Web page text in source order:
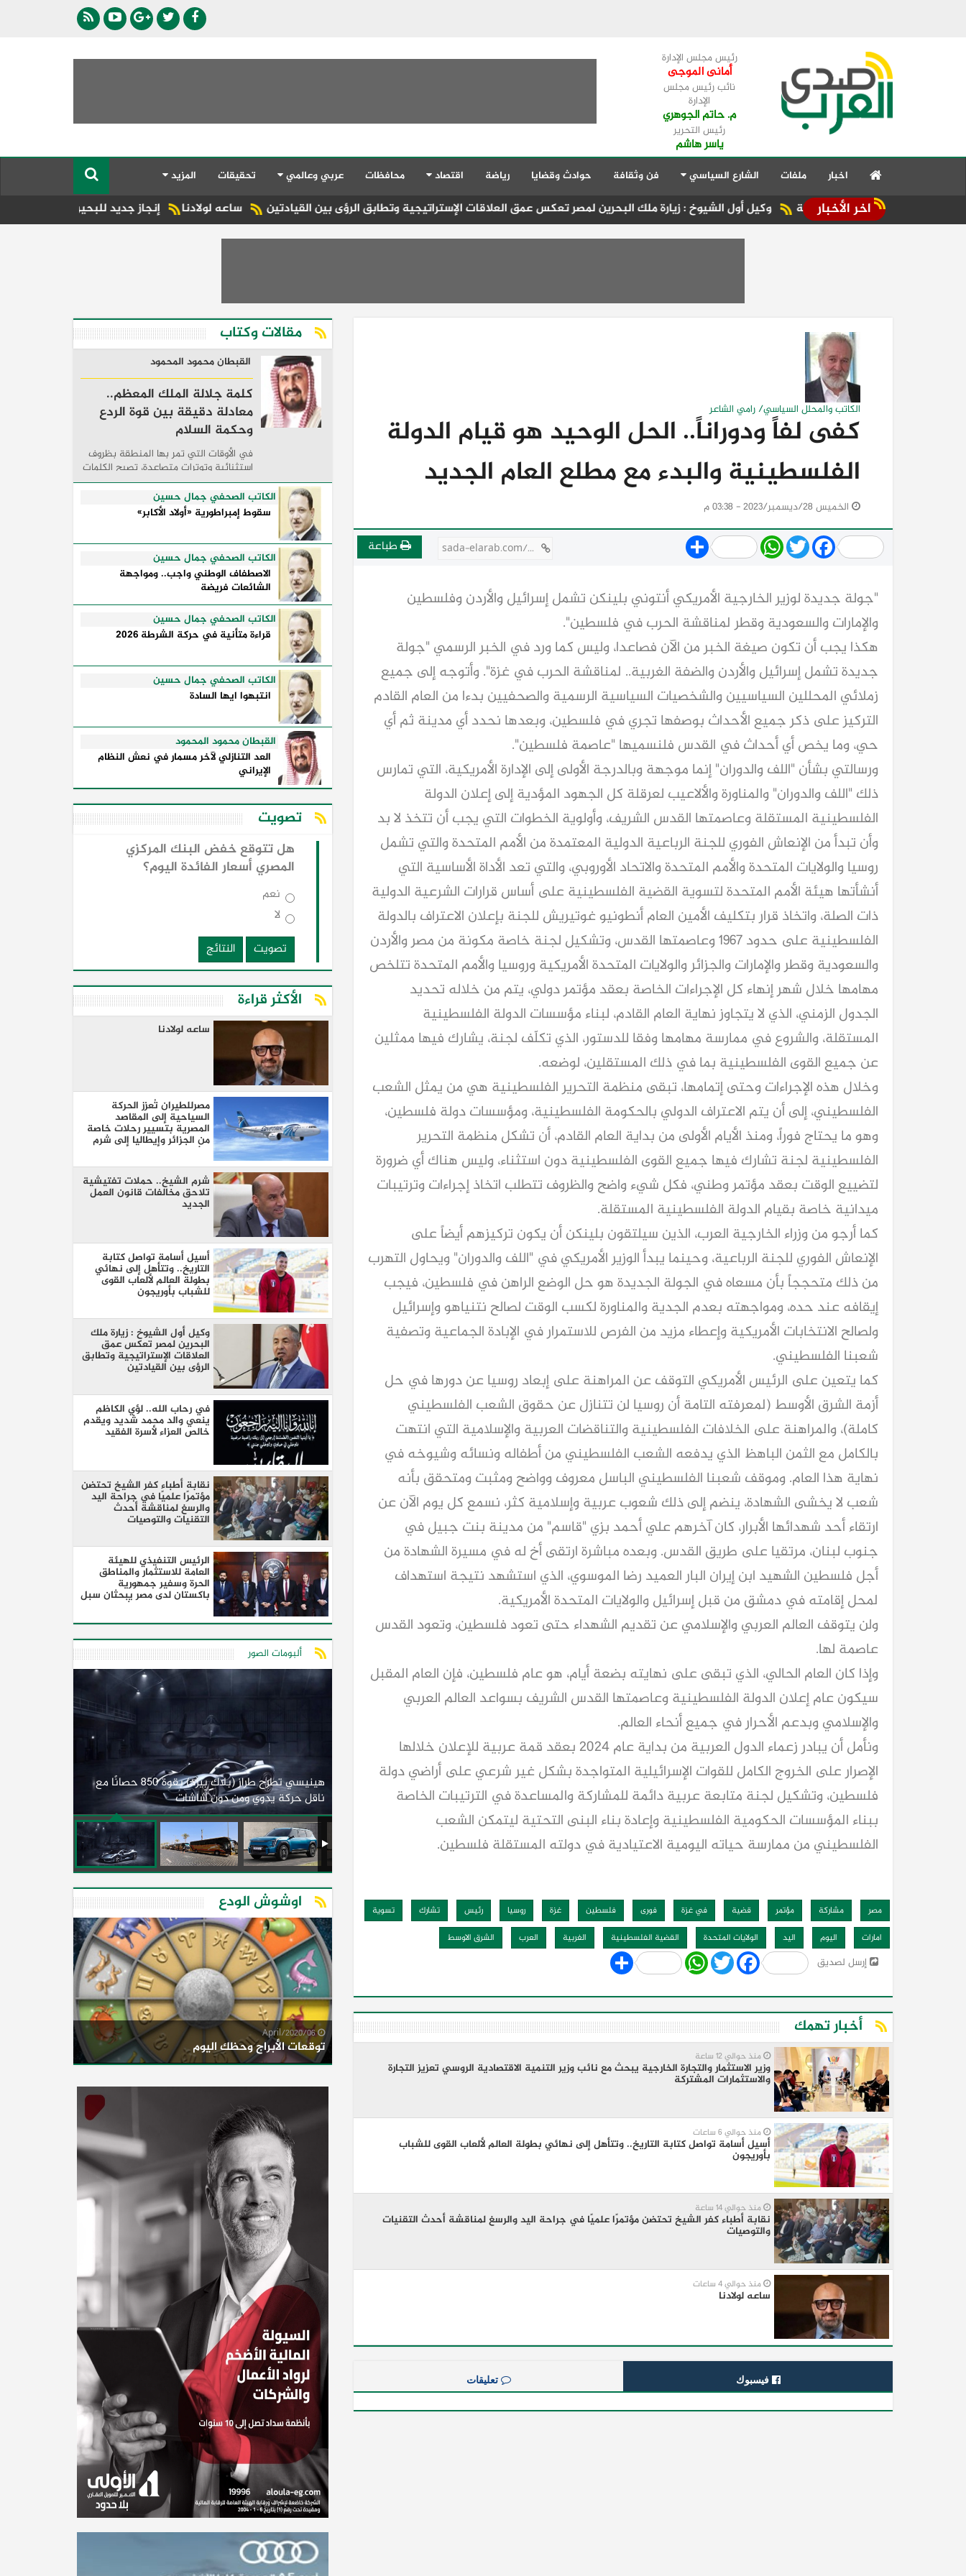
رئيس مجلس الإدارة
أمانى الموجى
نائب رئيس مجلس
الإدارة
م. حاتم الجوهري
رئيس التحرير
ياسر هاشم
اخبار ملفات الشارع السياسي فن وثقافة حوادث وقضايا رياضة اقتصاد محافظات عربي وعالمي تحقيقات المزيد
اخر الأخبار إنجاز جديد للبحيرة.. شبراخيت وبدر ضمن أفضل 10 وحدات محلية على مستوى الجمهورية بجائزة مصر للتميز الحكومي ساعه لولادنا وكيل أول الشيوخ : زيارة ملك البحرين لمصر تعكس عمق العلاقات الإستراتيجية وتطابق الرؤى بين القيادتين شرم الشيخ والغردقة
الكاتب والمحلل السياسي/ رامي الشاعر
كفى لفاً ودوراناً.. الحل الوحيد هو قيام الدولة
الفلسطينية والبدء مع مطلع العام الجديد
الخميس 28/ديسمبر/2023 - 03:38 م
Share WhatsApp
TwitterFacebook طباعة sada-elarab.com/710956
"جولة جديدة لوزير الخارجية الأمريكي أنتوني بلينكن تشمل إسرائيل والأردن وفلسطين
والإمارات والسعودية وقطر لمناقشة الحرب في فلسطين".
هكذا يجب أن تكون صيغة الخبر من الآن فصاعدا، وليس كما ورد في الخبر الرسمي "جولة
جديدة تشمل إسرائيل والأردن والضفة الغربية.. لمناقشة الحرب في غزة". وأتوجه إلى جميع
زملائي المحللين السياسيين والشخصيات السياسية الرسمية والصحفيين بدءا من العام القادم
التركيز على ذكر جميع الأحداث بوصفها تجري في فلسطين، وبعدها نحدد أي مدينة ثم أي
حي، وما يخص أي أحداث في القدس فلنسميها "عاصمة فلسطين".
ورسالتي بشأن "اللف والدوران" إنما موجهة وبالدرجة الأولى إلى الإدارة الأمريكية، التي تمارس
ذلك "اللف والدوران" والمناورة والألاعيب لعرقلة كل الجهود المؤدية إلى إعلان الدولة
الفلسطينية المستقلة وعاصمتها القدس الشريف، وأولوية الخطوات التي يجب أن تتخذ لا بد
وأن تبدأ من الإنعاش الفوري للجنة الرباعية الدولية المعتمدة من الأمم المتحدة والتي تشمل
روسيا والولايات المتحدة والأمم المتحدة والاتحاد الأوروبي، والتي تعد الأداة الأساسية التي
أنشأتها هيئة الأمم المتحدة لتسوية القضية الفلسطينية على أساس قرارات الشرعية الدولية
ذات الصلة، واتخاذ قرار بتكليف الأمين العام أنطونيو غوتيريش للجنة بإعلان الاعتراف بالدولة
الفلسطينية على حدود 1967 وعاصمتها القدس، وتشكيل لجنة خاصة مكونة من مصر والأردن
والسعودية وقطر والإمارات والجزائر والولايات المتحدة الأمريكية وروسيا والأمم المتحدة تتلخص
مهامها خلال شهر إنهاء كل الإجراءات الخاصة بعقد مؤتمر دولي، يتم من خلاله تحديد
الجدول الزمني، الذي لا يتجاوز نهاية العام القادم، لبناء مؤسسات الدولة الفلسطينية
المستقلة، والشروع في ممارسة مهامها وفقا للدستور، الذي تكلّف لجنة، يشارك فيها ممثلين
عن جميع القوى الفلسطينية بما في ذلك المستقلين، لوضعه.
وخلال هذه الإجراءات وحتى إتمامها، تبقى منظمة التحرير الفلسطينية هي من يمثل الشعب
الفلسطيني، إلى أن يتم الاعتراف الدولي بالحكومة الفلسطينية، ومؤسسات دولة فلسطين،
وهو ما يحتاج فوراً، ومنذ الأيام الأولى من بداية العام القادم، أن تشكل منظمة التحرير
الفلسطينية لجنة تشارك فيها جميع القوى الفلسطينية دون استثناء، وليس هناك أي ضرورة
لتضييع الوقت بعقد مؤتمر وطني، فكل شيء واضح والظروف تتطلب اتخاذ إجراءات وترتيبات
ميدانية خاصة بقيام الدولة الفلسطينية المستقلة.
كما أرجو من وزراء الخارجية العرب، الذين سيلتقون بلينكن أن يكون تركيزهم أيضاً على
الإنعاش الفوري للجنة الرباعية، وحينما يبدأ الوزير الأمريكي في "اللف والدوران" ويحاول التهرب
من ذلك متحججاً بأن مسعاه في الجولة الجديدة هو حل الوضع الراهن في فلسطين، فيجب
إيقافه عند حده، ومواجهته بعدم الجدية والمناورة لكسب الوقت لصالح نتنياهو وإسرائيل
ولصالح الانتخابات الأمريكية وإعطاء مزيد من الفرص للاستمرار في الإبادة الجماعية وتصفية
شعبنا الفلسطيني.
كما يتعين على الرئيس الأمريكي التوقف عن المراهنة على إبعاد روسيا عن دورها في حل
أزمة الشرق الأوسط (لمعرفته التامة أن روسيا لن تتنازل عن حقوق الشعب الفلسطيني
كاملة)، والمراهنة على الخلافات الفلسطينية والتناقضات العربية والإسلامية التي انتهت
بالكامل مع الثمن الباهظ الذي يدفعه الشعب الفلسطيني من أطفاله ونسائه وشيوخه في
نهاية هذا العام. وموقف شعبنا الفلسطيني الباسل معروف وواضح ومثبت ومتحقق بأنه
شعب لا يخشى الشهادة، ينضم إلى ذلك شعوب عربية وإسلامية كثر، نسمع كل يوم الآن عن
ارتقاء أحد شهدائها الأبرار، كان آخرهم علي أحمد بزي "قاسم" من مدينة بنت جبيل في
جنوب لبنان، مرتقيا على طريق القدس. وبعده مباشرة ارتقى أخ له في مسيرة الشهادة من
أجل فلسطين الشهيد ابن إيران البار العميد رضا الموسوي، الذي استشهد نتيجة استهداف
لمحل إقامته في دمشق من قبل إسرائيل والولايات المتحدة الأمريكية.
ولن يتوقف العالم العربي والإسلامي عن تقديم الشهداء حتى تعود فلسطين، وتعود القدس
عاصمة لها.
وإذا كان العام الحالي، الذي تبقى على نهايته بضعة أيام، هو عام فلسطين، فإن العام المقبل
سيكون عام إعلان الدولة الفلسطينية وعاصمتها القدس الشريف بسواعد العالم العربي
والإسلامي وبدعم الأحرار في جميع أنحاء العالم.
ونأمل أن يبادر زعماء الدول العربية من بداية عام 2024 بعقد قمة عربية للإعلان خلالها
الإصرار على الخروج الكامل للقوات الإسرائيلية المتواجدة بشكل غير شرعي على أراضي دولة
فلسطين، وتشكيل لجنة متابعة عربية دائمة للمشاركة والمساعدة في الترتيبات الخاصة
ببناء المؤسسات الحكومية الفلسطينية وإعادة بناء البنى التحتية ليتمكن الشعب
الفلسطيني من ممارسة حياته اليومية الاعتيادية في دولته المستقلة فلسطين.
مصر مشاركة مؤتمر قضية في غزة فورى فلسطين غزة روسيا رئيس تشارك
تسوية
امارات
اليوم اليد الولايات المتحدة القضية الفلسطينية الغربية العرب الشرق الاوسط
إرسل لصديق Share WhatsApp
Twitter Facebook
أخبار تهمك
منذ حوالي 12 ساعة
وزير الاستثمار والتجارة الخارجية يبحث مع نائب وزير التنمية الاقتصادية الروسي تعزيز التجارة
والاستثمارات المشتركة
منذ حوالي 6 ساعات
أسيل أسامة تواصل كتابة التاريخ.. وتتأهل إلى نهائي بطولة العالم لألعاب القوى للشباب
بأوريجون
منذ حوالي 14 ساعة
نقابة أطباء كفر الشيخ تحتضن مؤتمرًا علميًا في جراحة اليد والرسغ لمناقشة أحدث التقنيات
والتوصيات
منذ حوالي 4 ساعات
ساعه لولادنا
فيسبوك تعليقات
مقالات وكتاب
القبطان محمود المحمود
كلمة جلالة الملك المعظم..
معادلة دقيقة بين قوة الردع
وحكمة السلام
في الأوقات التي تمر بها المنطقة بظروف
استثنائية وتوترات متصاعدة، تصبح الكلمات
السياسية أكثر من مجرد مواقف معلنة؛ فهي
تكشف طريقة تفكير الدول، وكيفية إدارتها
للأزمات، والحدود التي تفصل بين القوة ...
الكاتب الصحفي جمال حسين
سقوط إمبراطورية «أولاد الأكابر»
الكاتب الصحفي جمال حسين
الاصطفاف الوطني واجب.. ومواجهة
الشائعات فريضة
الكاتب الصحفي جمال حسين
قراءة متأنية في حركة الشرطة 2026
الكاتب الصحفي جمال حسين
انتبهوا ايها السادة
القبطان محمود المحمود
العد التنازلي لآخر مسمار في نعش النظام
الإيراني
تصويت
هل تتوقع خفض البنك المركزي
المصري أسعار الفائدة اليوم؟
نعم
لا
تصويت
النتائج
الأكثر قراءة
ساعه لولادنا
مصرللطيران تُعزز الحركة
السياحية إلى المقاصد
المصرية بتسيير رحلات خاصة
من الجزائر وإيطاليا إلى شرم
الشيخ والغردقة
شرم الشيخ.. حملات تفتيشية
تلاحق مخالفات قانون العمل
الجديد
أسيل أسامة تواصل كتابة
التاريخ.. وتتأهل إلى نهائي
بطولة العالم لألعاب القوى
للشباب بأوريجون
وكيل أول الشيوخ : زيارة ملك
البحرين لمصر تعكس عمق
العلاقات الإستراتيجية وتطابق
الرؤى بين القيادتين
في رحاب الله.. لؤي الكاظم
ينعي والد محمد شديد ويقدم
خالص العزاء لأسرة الفقيد
نقابة أطباء كفر الشيخ تحتضن
مؤتمرًا علميًا في جراحة اليد
والرسغ لمناقشة أحدث
التقنيات والتوصيات
الرئيس التنفيذي للهيئة
العامة للاستثمار والمناطق
الحرة وسفير جمهورية
باكستان لدى مصر يبحثان سبل
تعزيز التعاون الاستثماري بين
البلدين
ألبومات الصور
هينيسي تطرح طراز (بلاك بيرد) بقوة 850 حصانًا مع
ناقل حركة يدوي ومن دون شاشات
وزير النقل يدشن 20 أتوبيسًا جديدًا مكيفًا من إنتاج شركة
النصر للسيارات إلى شركة الاتحاد العربي للنقل البري
(السوبرجيت)
كيا EV9 GT للباحثين عن متعة قيادة السيارات الكهربائية
العائلية
اوشوش الودع
06/April/2020
توقعات الأبراج وحظك اليوم